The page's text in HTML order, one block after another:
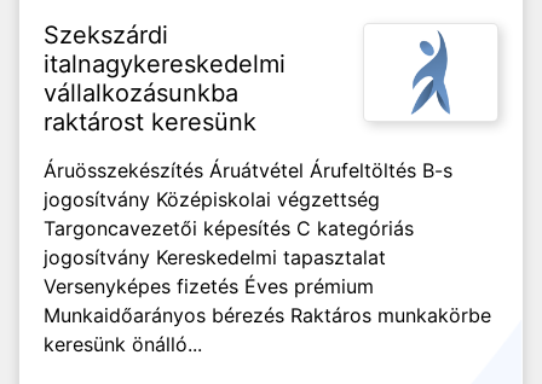
Szekszárdi
italnagykereskedelmi
vállalkozásunkba
raktárost keresünk
Áruösszekészítés Áruátvétel Árufeltöltés B-s
jogosítvány Középiskolai végzettség
Targoncavezetői képesítés C kategóriás
jogosítvány Kereskedelmi tapasztalat
Versenyképes fizetés Éves prémium
Munkaidőarányos bérezés Raktáros munkakörbe
keresünk önálló...